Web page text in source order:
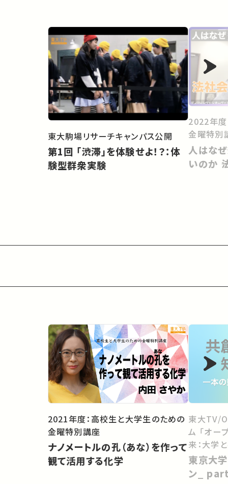
東大駒場リサーチキャンパス公開
第1回 「渋滞」を体験せよ！？：体
験型群衆実験
2022年度
金曜特別
人はな
いのか
2021年度：高校生と大学生のための
金曜特別講座
ナノメートルの孔（あな）を作って
観て活用する化学
東大TV/
ム 「オー
来：大学
向けて」
東京大
ン_